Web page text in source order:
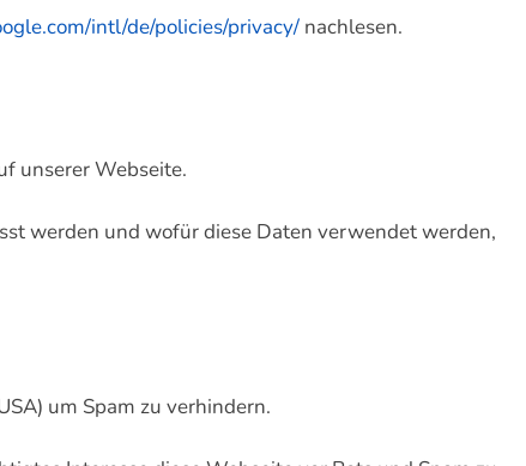
intl/de/policies/privacy/ nachlesen.
unserer Webseite.
werden und wofür diese Daten verwendet werden,
um Spam zu verhindern.